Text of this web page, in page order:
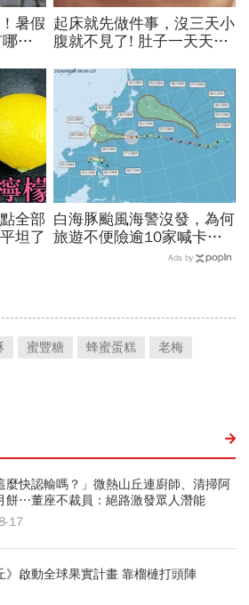
暑假
些
線總
起床就先做件事，沒三天小
腹就不見了! 肚子一天天變
全部
坦了
白海豚颱風海警沒發，為何
旅遊不便險逾10家喊卡不
給投保？國泰、富邦、新安
Ads by
蜜豐糖 蜂蜜蛋糕
老梅
麼快認輸嗎？」微熱山丘連廚師、清掃阿
餅…董座不裁員：絕路激發眾人潛能
17
》啟動全球果實計畫 靠榴槤打頭陣